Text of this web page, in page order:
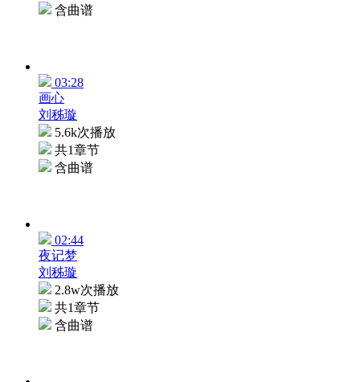
含曲谱
03:28
画心
刘秭璇
5.6k次播放
共1章节
含曲谱
02:44
夜记梦
刘秭璇
2.8w次播放
共1章节
含曲谱